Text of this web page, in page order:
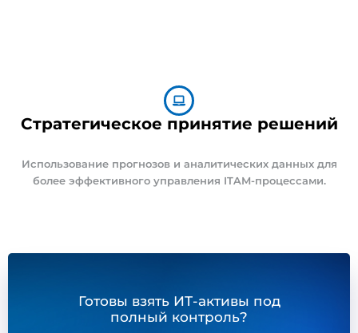
Стратегическое принятие решений
Использование прогнозов и аналитических данных для
более эффективного управления ITAM-процессами.
Готовы взять ИТ-активы под
полный контроль?